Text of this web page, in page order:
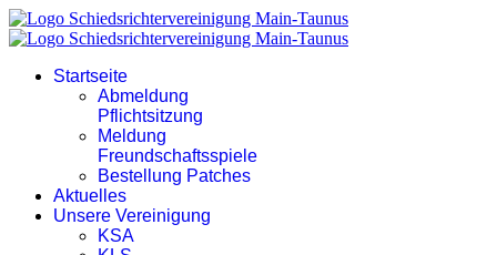
Startseite
Abmeldung
Pflichtsitzung
Meldung
Freundschaftsspiele
Bestellung Patches
Aktuelles
Unsere Vereinigung
KSA